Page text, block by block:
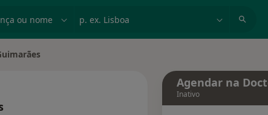
Agendar na
Inativo